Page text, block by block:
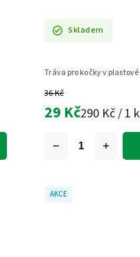
Skladem
36 Kč
29 Kč290 Kč / 1
Tráva pro kočky v
AKCE